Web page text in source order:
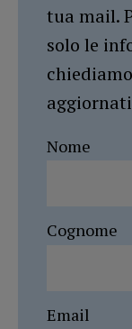
tua mail.
solo le
Nome
Cognome
Email